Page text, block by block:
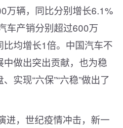
万辆，同比分别增长6.1%
车产销分别超过600万
均增长1倍。中国汽车不
做出突出贡献，也为稳
实现“六保”“六稳”做出了
进，世纪疫情冲击，新一